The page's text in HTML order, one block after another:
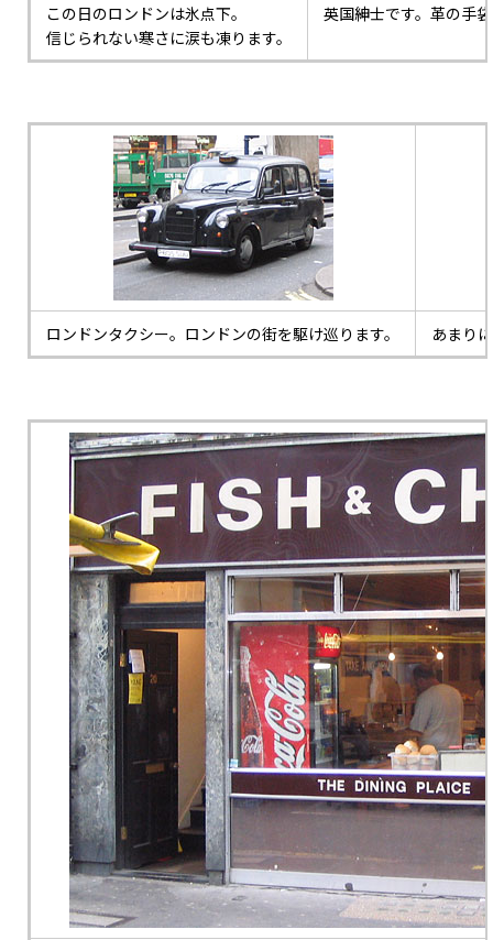
この日のロンドンは氷点下。
信じられない寒さに涙も凍ります。
英国紳士です。革の手
ロンドンタクシー。ロンドンの街を駆け巡ります。 あまり